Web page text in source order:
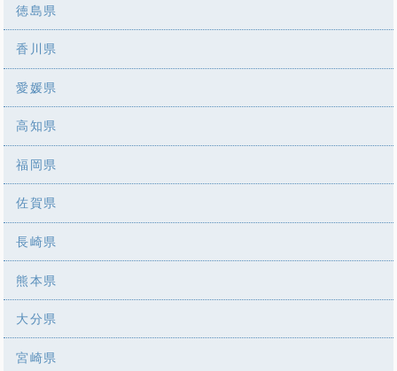
徳島県
香川県
愛媛県
高知県
福岡県
佐賀県
長崎県
熊本県
大分県
宮崎県